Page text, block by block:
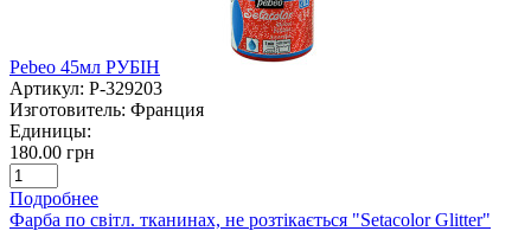
Pebeo 45мл РУБІН
Артикул: P-329203
Изготовитель: Франция
Единицы:
180.00 грн
Подробнее
Фарба по світл. тканинах, не розтікається "Setacolor Glitter"